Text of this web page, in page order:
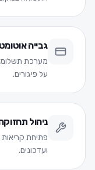
גבייה
מערכת
על פיגורים.
ניהול
פתיחת
ועדכונים.